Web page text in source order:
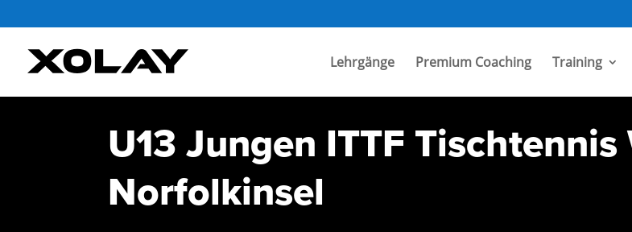
Lehrgänge Premium Coaching Training
U13 Jungen ITTF
Norfolkinsel